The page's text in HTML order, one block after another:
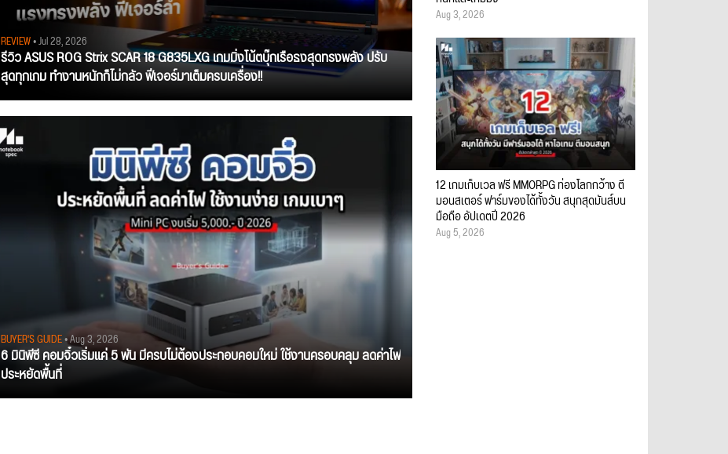
REVIEW• Jul 28, 2026
รีวิว ASUS ROG Strix SCAR 18 G835LXG เกมมิ่งโน้ตบุ๊กเรือธงสุดทรงพลัง ปรับ
สุดทุกเกม ทำงานหนักก็ไม่กลัว ฟีเจอร์มาเต็มครบเครื่อง!!
BUYER'S GUIDE• Aug 3, 2026
6 มินิพีซี คอมจิ๋วเริ่มแค่ 5 พัน มีครบไม่ต้องประกอบคอมใหม่ ใช้งานครอบคลุม ลดค่าไฟ
ประหยัดพื้นที่
Aug 3, 2026
12 เกมเก็บเวล ฟรี MMORPG ท่องโลกกว้าง ตี
มอนสเตอร์ ฟาร์มของได้ทั้งวัน สนุกสุดมันส์บน
มือถือ อัปเดตปี 2026
Aug 5, 2026